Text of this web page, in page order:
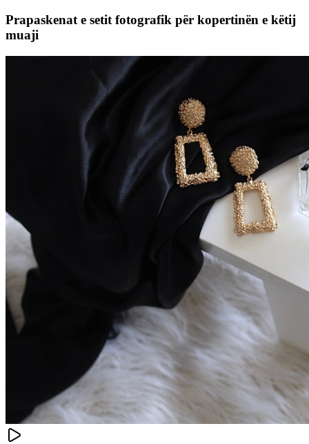
Prapaskenat e setit fotografik për kopertinën e këtij
muaji